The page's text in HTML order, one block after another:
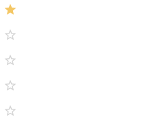




